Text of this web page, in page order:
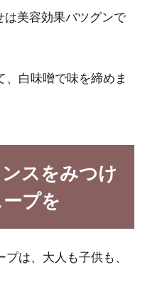
は美容効果バツグンで
白味噌で味を締めま
スをみつけ
プを
は、大人も子供も、